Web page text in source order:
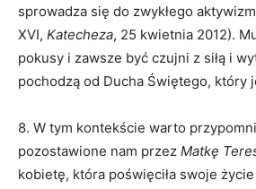
sprowadza się do zwykłego
XVI, Katecheza, 25 kwietnia 2012).
pokusy i zawsze być czujni z siłą i
pochodzą od Ducha Świętego, który
8. W tym kontekście warto
pozostawione nam przez Matkę
kobietę, która poświęciła swoje